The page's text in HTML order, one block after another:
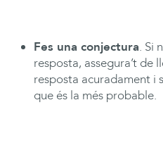
Fes una conjectura. Si
resposta, assegura’t de
resposta acuradament i
que és la més probable.